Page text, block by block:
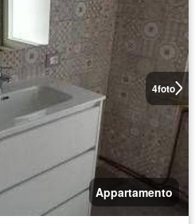
4foto
Appartamento